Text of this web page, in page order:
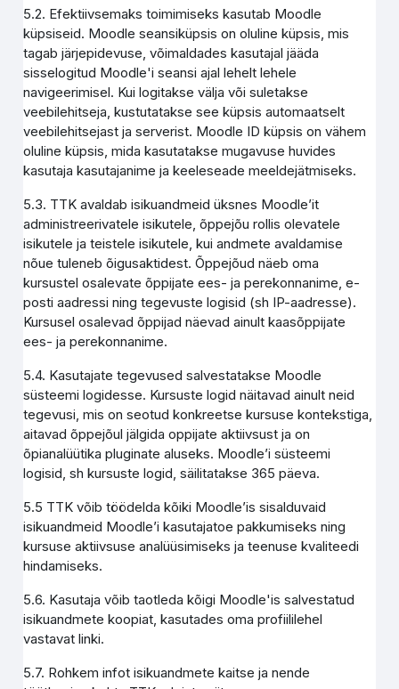
5.2. Efektiivsemaks toimimiseks kasutab Moodle
küpsiseid. Moodle seansiküpsis on oluline küpsis, mis
tagab järjepidevuse, võimaldades kasutajal jääda
sisselogitud Moodle'i seansi ajal lehelt lehele
navigeerimisel. Kui logitakse välja või suletakse
veebilehitseja, kustutatakse see küpsis automaatselt
veebilehitsejast ja serverist. Moodle ID küpsis on vähem
oluline küpsis, mida kasutatakse mugavuse huvides
kasutaja kasutajanime ja keeleseade meeldejätmiseks.
5.3. TTK avaldab isikuandmeid üksnes Moodle’it
administreerivatele isikutele, õppejõu rollis olevatele
isikutele ja teistele isikutele, kui andmete avaldamise
nõue tuleneb õigusaktidest. Õppejõud näeb oma
kursustel osalevate õppijate ees- ja perekonnanime, e-
posti aadressi ning tegevuste logisid (sh IP-aadresse).
Kursusel osalevad õppijad näevad ainult kaasõppijate
ees- ja perekonnanime.
5.4. Kasutajate tegevused salvestatakse Moodle
süsteemi logidesse. Kursuste logid näitavad ainult neid
tegevusi, mis on seotud konkreetse kursuse kontekstiga,
aitavad õppejõul jälgida oppijate aktiivsust ja on
õpianalüütika pluginate aluseks. Moodle’i süsteemi
logisid, sh kursuste logid, säilitatakse 365 päeva.
5.5 TTK võib töödelda kõiki Moodle’is sisalduvaid
isikuandmeid Moodle’i kasutajatoe pakkumiseks ning
kursuse aktiivsuse analüüsimiseks ja teenuse kvaliteedi
hindamiseks.
5.6. Kasutaja võib taotleda kõigi Moodle'is salvestatud
isikuandmete koopiat, kasutades oma profiililehel
vastavat linki.
5.7. Rohkem infot isikuandmete kaitse ja nende